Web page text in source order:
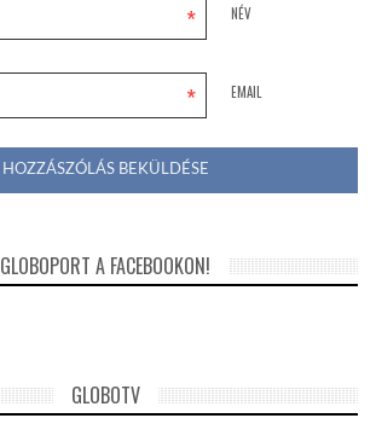
NÉV
*
EMAIL
*
GLOBOPORT A FACEBOOKON!
GLOBOTV